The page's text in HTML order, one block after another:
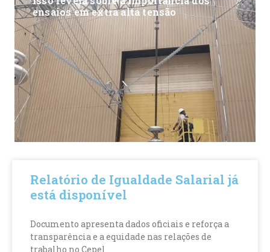
ensaios em extra alta tensão
Relatório de Igualdade Salarial já
está disponível
Documento apresenta dados oficiais e reforça a
transparência e a equidade nas relações de
trabalho no Cepel